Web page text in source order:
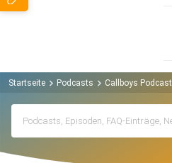
Startseite Podcasts Callboys Podcast